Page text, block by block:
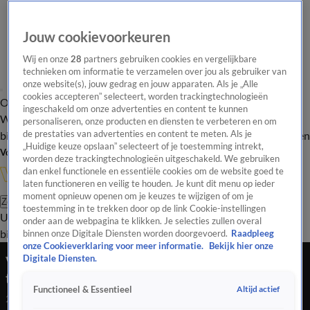
Overzicht Onze programma's Uitzendingen Onze gezichten
In de
WandelgangenInterviewsUitzending
bijwonenPodcastShopVeelgestelde vragenKijkersvraag insturen
Volg Vandaag Inside
Zoeken
UitzendingenVandaag InsideDe OranjezomerShopUitzending
bijwonen
Video: koning Willem-Alexander spreekt Oranje
trots toe in kleedkamer na zege op Zweden
21 juni 2026, 16:46
Jouw cookievoorkeuren
Wij en onze28 partners gebruiken cookies en vergelijkbare
technieken om informatie te verzamelen over jou als gebruiker van
onze website(s), jouw gedrag en jouw apparaten. Als je „Alle
cookies accepteren” selecteert, worden trackingtechnologieën
ingeschakeld om onze advertenties en content te kunnen
personaliseren, onze producten en diensten te verbeteren en om
de prestaties van advertenties en content te meten. Als je
„Huidige keuze opslaan” selecteert of je toestemming intrekt,
worden deze trackingtechnologieën uitgeschakeld. We gebruiken
dan enkel functionele en essentiële cookies om de website goed te
laten functioneren en veilig te houden. Je kunt dit menu op ieder
moment opnieuw openen om je keuzes te wijzigen of om je
toestemming in te trekken door op de link Cookie-instellingen
onder aan de webpagina te klikken. Je selecties zullen overal
binnen onze Digitale Diensten worden doorgevoerd. Raadpleeg
onze Cookieverklaring voor meer informatie.
Bekijk hier onze
Digitale Diensten.
Functioneel & Essentieel Altijd actief